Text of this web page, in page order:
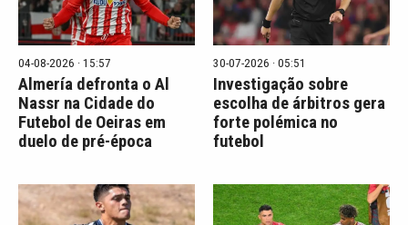
04-08-2026 · 15:57
Almería defronta o Al
Nassr na Cidade do
Futebol de Oeiras em
duelo de pré-época
30-07-2026 · 05:51
Investigação sobre
escolha de árbitros gera
forte polémica no
futebol